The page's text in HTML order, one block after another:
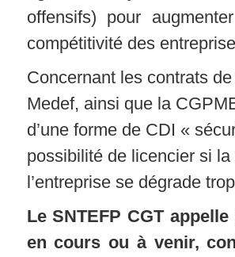
offensifs) pour
compétitivité des
Concernant les contrats
Medef, ainsi que la
d’une forme de CDI «
possibilité de licencier si
l’entreprise se dégrade
Le SNTEFP CGT
en cours ou à venir,